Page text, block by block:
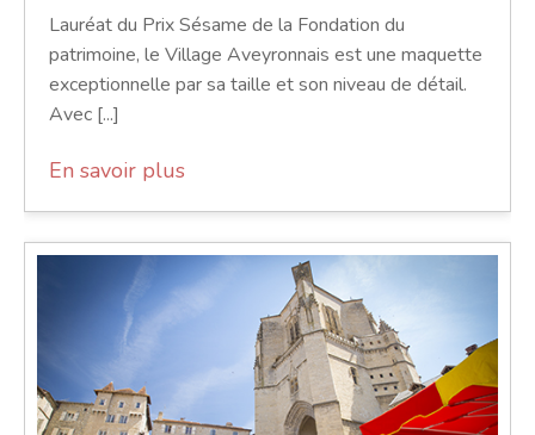
Lauréat du Prix Sésame de la Fondation du
patrimoine, le Village Aveyronnais est une maquette
exceptionnelle par sa taille et son niveau de détail.
Avec [...]
En savoir plus